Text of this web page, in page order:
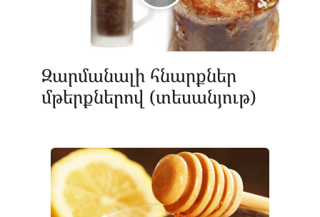
Զարմանալի հնարքներ
մթերքներով (տեսանյութ)